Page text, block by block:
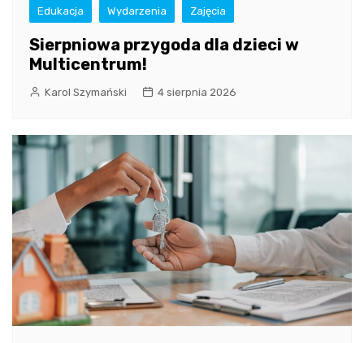
Edukacja Wydarzenia Zajęcia
Sierpniowa przygoda dla dzieci w
Multicentrum!
Karol Szymański 4 sierpnia 2026